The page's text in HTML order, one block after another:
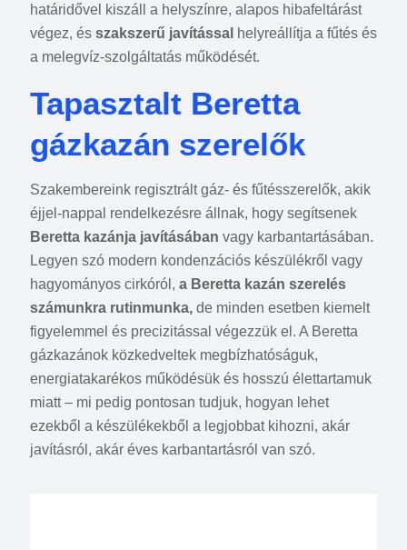
határidővel kiszáll a helyszínre, alapos hibafeltárást
végez, és szakszerű javítással helyreállítja a fűtés és
a melegvíz-szolgáltatás működését.
Tapasztalt Beretta
gázkazán szerelők
Szakembereink regisztrált gáz- és fűtésszerelők, akik
éjjel-nappal rendelkezésre állnak, hogy segítsenek
Beretta kazánja javításában vagy karbantartásában.
Legyen szó modern kondenzációs készülékről vagy
hagyományos cirkóról, a Beretta kazán szerelés
számunkra rutinmunka, de minden esetben kiemelt
figyelemmel és precizitással végezzük el. A Beretta
gázkazánok közkedveltek megbízhatóságuk,
energiatakarékos működésük és hosszú élettartamuk
miatt – mi pedig pontosan tudjuk, hogyan lehet
ezekből a készülékekből a legjobbat kihozni, akár
javításról, akár éves karbantartásról van szó.